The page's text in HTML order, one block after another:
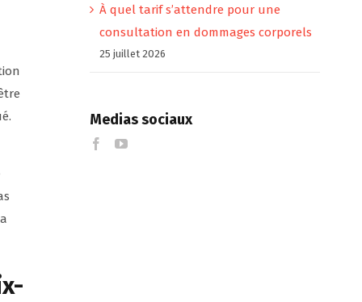
À quel tarif s’attendre pour une
consultation en dommages corporels
25 juillet 2026
Medias sociaux